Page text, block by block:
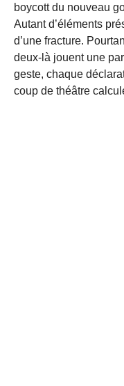
boycott du nouveau
Autant d’éléments
d’une fracture.
deux-là jouent une
geste, chaque
coup de théâtre